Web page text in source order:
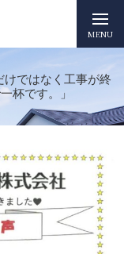
MENU
ではなく工事が終
杯です。」